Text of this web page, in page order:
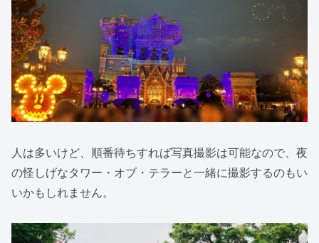
人は多いけど、順番待ちすれば写真撮影は可能なので、夜
の怪しげなタワー・オブ・テラーと一緒に撮影するのもい
いかもしれません。